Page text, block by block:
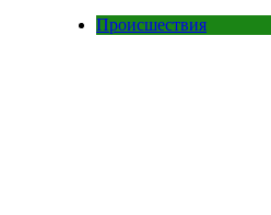
Происшествия